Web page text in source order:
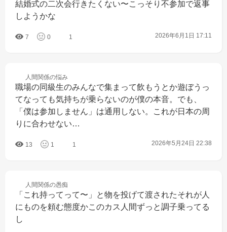
結婚式の二次会行きたくない〜こっそり不参加で返事
しようかな
7 0 1 2026年6月1日 17:11
人間関係の悩み
職場の同級生のみんなで集まって飲もうとか遊ぼうっ
てなっても気持ちが乗らないのが僕の本音。でも、
「僕は参加しません」は通用しない。これが日本の周
りに合わせない…
13 1 1 2026年5月24日 22:38
人間関係の愚痴
「これ持ってって〜」と物を投げて渡されたそれが人
にものを頼む態度かこのカス人間ずっと調子乗ってる
し